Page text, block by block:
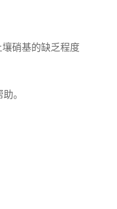
硝基的缺乏程度
。